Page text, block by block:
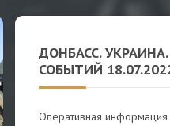
ДОНБАСС.
СОБЫТИЙ
Оперативная